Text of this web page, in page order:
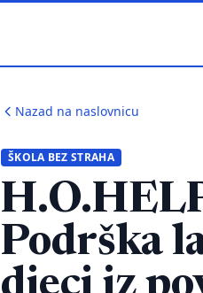
Nazad na naslovnicu
ŠKOLA BEZ STRAHA
Podrška